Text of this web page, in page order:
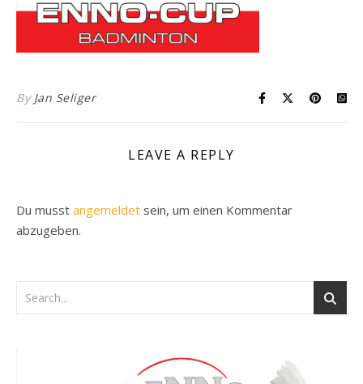
By Jan Seliger
LEAVE A REPLY
Du musst angemeldet sein, um einen Kommentar
abzugeben.